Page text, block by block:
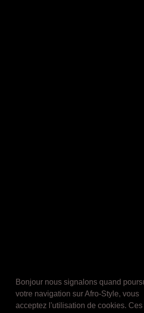
Bonjour nous signalons quand
votre navigation sur Afro-Style, vous
acceptez l'utilisation de cookies. Ces